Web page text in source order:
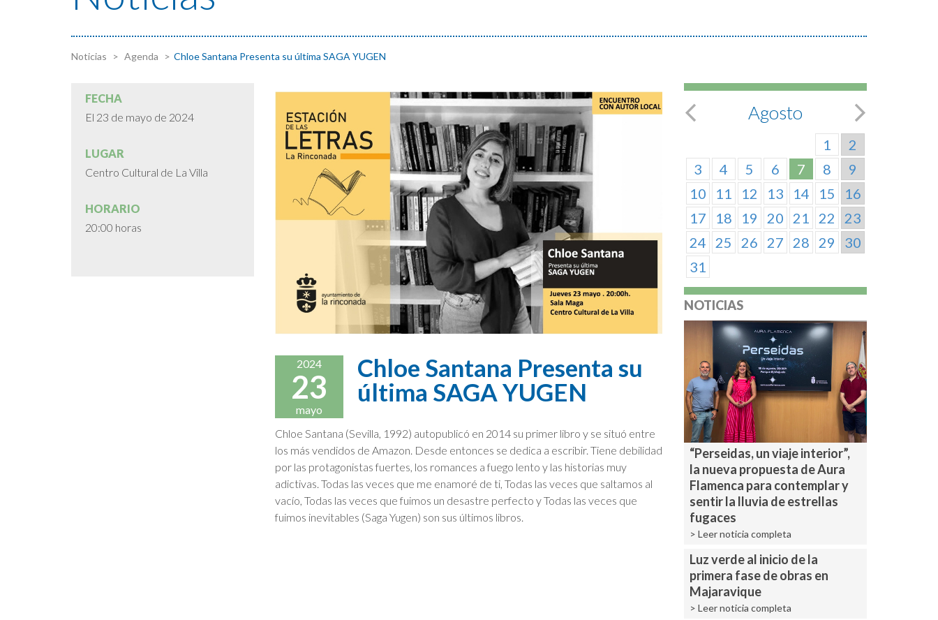
Noticias Agenda Chloe Santana Presenta su última SAGA YUGEN
FECHA
El 23 de mayo de 2024
LUGAR
Centro Cultural de La Villa
HORARIO
20:00 horas
2024
23
mayo
Chloe Santana Presenta su
última SAGA YUGEN
Chloe Santana (Sevilla, 1992) autopublicó en 2014 su primer libro y se situó entre
los más vendidos de Amazon. Desde entonces se dedica a escribir. Tiene debilidad
por las protagonistas fuertes, los romances a fuego lento y las historias muy
adictivas. Todas las veces que me enamoré de ti, Todas las veces que saltamos al
vacío, Todas las veces que fuimos un desastre perfecto y Todas las veces que
fuimos inevitables (Saga Yugen) son sus últimos libros.
Agosto
1
2
3
4 5 6 7 8
9
10
11 12 13 14 15
16
17
18 19 20 21 22
23
24
25 26 27 28 29
30
31
NOTICIAS
“Perseidas, un viaje interior”,
la nueva propuesta de Aura
Flamenca para contemplar y
sentir la lluvia de estrellas
fugaces
> Leer noticia completa
Luz verde al inicio de la
primera fase de obras en
Majaravique
> Leer noticia completa